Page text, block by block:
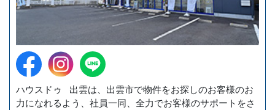
ハウスドゥ 出雲は、出雲市で物件をお探しのお客様のお
力になれるよう、社員一同、全力でお客様のサポートをさ